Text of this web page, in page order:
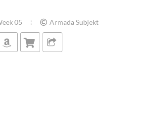
05 Armada Subjekt